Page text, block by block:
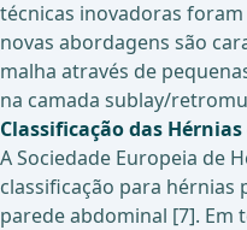
técnicas inovadoras foram
novas abordagens são
malha através de
na camada sublay/
Classificação das
A Sociedade Europeia de
classificação para hérnias
parede abdominal [7].